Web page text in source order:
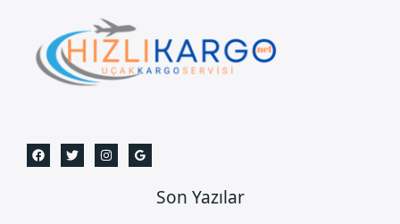
Küresel
Taşımacılık
Çözümleri
Son Yazılar